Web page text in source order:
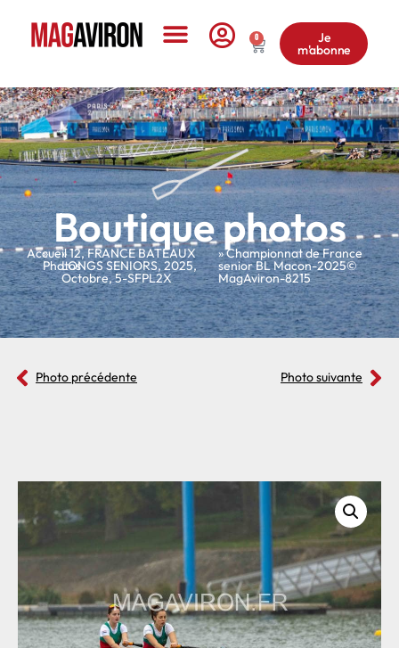
0 Je
m'abonne
Boutique photos
Accueil
»
Photos
»12,FRANCE BATEAUX
LONGS SENIORS,2025,
Octobre,5-SFPL2X
» Championnat de France
senior BL Macon-2025©
MagAviron-8215
Photo précédente Photo suivante